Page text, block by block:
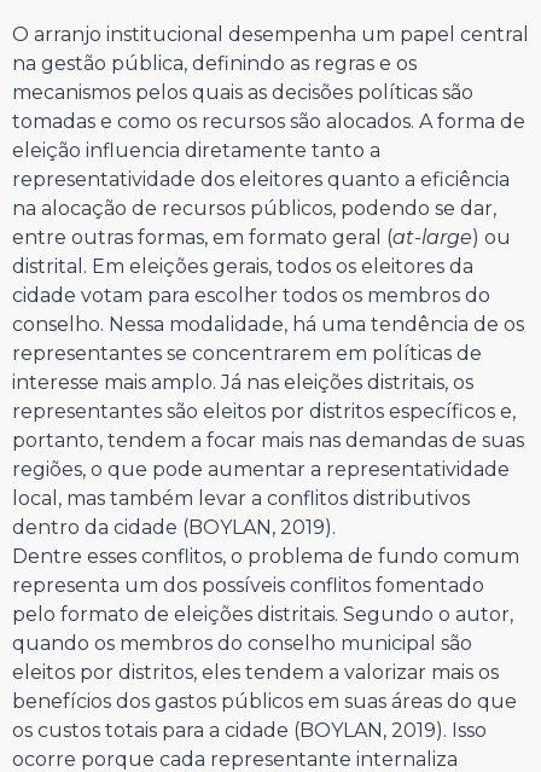
O arranjo institucional desempenha um papel central
na gestão pública, definindo as regras e os
mecanismos pelos quais as decisões políticas são
tomadas e como os recursos são alocados. A forma de
eleição influencia diretamente tanto a
representatividade dos eleitores quanto a eficiência
na alocação de recursos públicos, podendo se dar,
entre outras formas, em formato geral (at-large) ou
distrital. Em eleições gerais, todos os eleitores da
cidade votam para escolher todos os membros do
conselho. Nessa modalidade, há uma tendência de os
representantes se concentrarem em políticas de
interesse mais amplo. Já nas eleições distritais, os
representantes são eleitos por distritos específicos e,
portanto, tendem a focar mais nas demandas de suas
regiões, o que pode aumentar a representatividade
local, mas também levar a conflitos distributivos
dentro da cidade (BOYLAN, 2019).
Dentre esses conflitos, o problema de fundo comum
representa um dos possíveis conflitos fomentado
pelo formato de eleições distritais. Segundo o autor,
quando os membros do conselho municipal são
eleitos por distritos, eles tendem a valorizar mais os
benefícios dos gastos públicos em suas áreas do que
os custos totais para a cidade (BOYLAN, 2019). Isso
ocorre porque cada representante internaliza